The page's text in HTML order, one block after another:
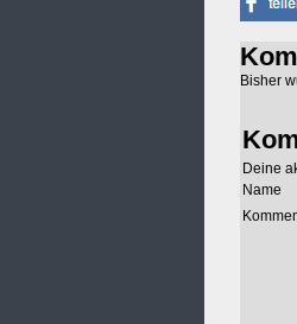
Bisher
Deine
Name